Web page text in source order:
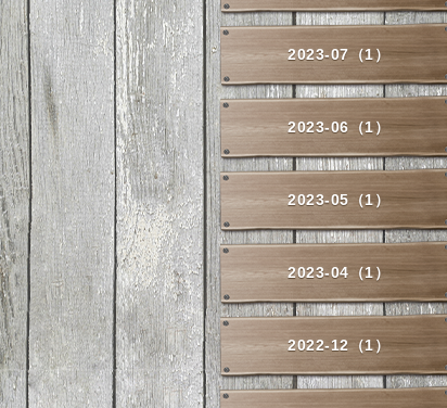
2023-07（1）
2023-06（1）
2023-05（1）
2023-04（1）
2022-12（1）